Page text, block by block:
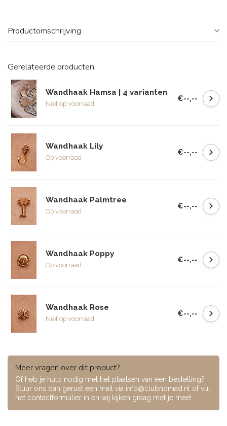
Productomschrijving
Gerelateerde producten
Wandhaak Hamsa | 4 varianten
Niet op voorraad
€--,--
Wandhaak Lily
Op voorraad
€--,--
Wandhaak Palmtree
Op voorraad
€--,--
Wandhaak Poppy
Op voorraad
€--,--
Wandhaak Rose
Niet op voorraad
€--,--
Meer vragen over dit product?
Of heb je hulp nodig met het plaatsen van een bestelling?
Stuur ons dan gerust een mail via info@clubnomad.nl of vul
het contactformulier in en wij kijken graag met je mee!